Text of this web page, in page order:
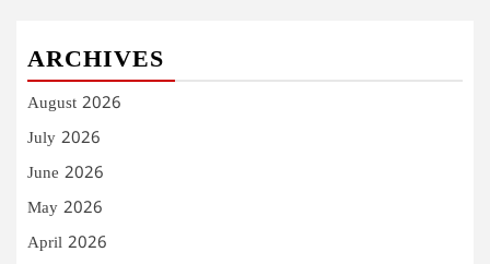
ARCHIVES
August 2026
July 2026
June 2026
May 2026
April 2026